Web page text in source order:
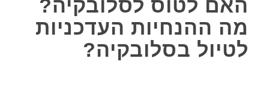
האם לטוס לסלובקיה?
מה ההנחיות העדכניות
לטיול בסלובקיה?